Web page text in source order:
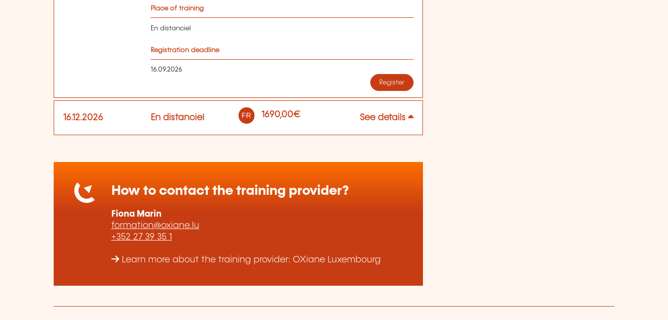
Place of training
En distanciel
Registration deadline
16.09.2026
Register
16.12.2026 En distanciel FR 1690,00€ See details
How to contact the training provider?
Fiona Marin
formation@oxiane.lu
+352 27 39 35 1
Learn more about the training provider: OXiane Luxembourg